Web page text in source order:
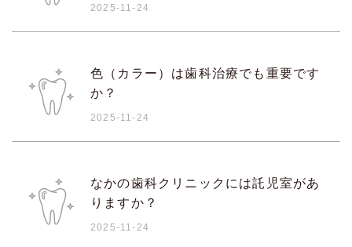
2025-11-24
色（カラー）は歯科治療でも重要です
か？
2025-11-24
なかの歯科クリニックには託児室があ
りますか？
2025-11-24